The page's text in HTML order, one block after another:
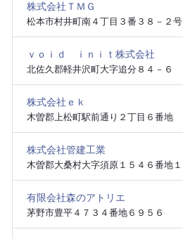
株式会社ＴＭＧ
松本市村井町南４丁目３番３８－２号
ｖｏｉｄ ｉｎｉｔ株式会社
北佐久郡軽井沢町大字追分８４－６
株式会社ｅｋ
木曽郡上松町駅前通り２丁目６番地
株式会社管建工業
木曽郡大桑村大字須原１５４６番地１
有限会社森のアトリエ
茅野市豊平４７３４番地６９５６